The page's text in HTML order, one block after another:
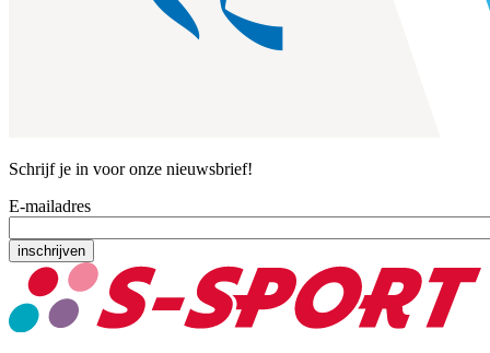
Schrijf je in voor onze nieuwsbrief!
E-mailadres